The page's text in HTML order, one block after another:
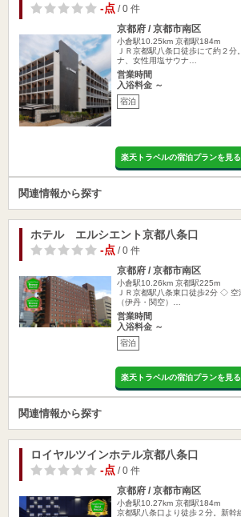
-点/ 0 件
京都府 / 京都市南区
小倉駅10.25km 京都駅184m
ＪＲ京都駅八条口徒歩にて約２
ナ、女性用塩サウナ…
営業時間
入浴料金 ～
宿泊
楽天トラベルの宿泊プランを見る
関連情報から探す
ホテル エルシエント京都八条口
-点/ 0 件
京都府 / 京都市南区
小倉駅10.26km 京都駅225m
ＪＲ京都駅八条東口徒歩2分 ◇
（伊丹・関空）…
営業時間
入浴料金 ～
宿泊
楽天トラベルの宿泊プランを見る
関連情報から探す
ロイヤルツインホテル京都八条口
-点/ 0 件
京都府 / 京都市南区
小倉駅10.27km 京都駅184m
京都駅八条口より徒歩２分。新幹